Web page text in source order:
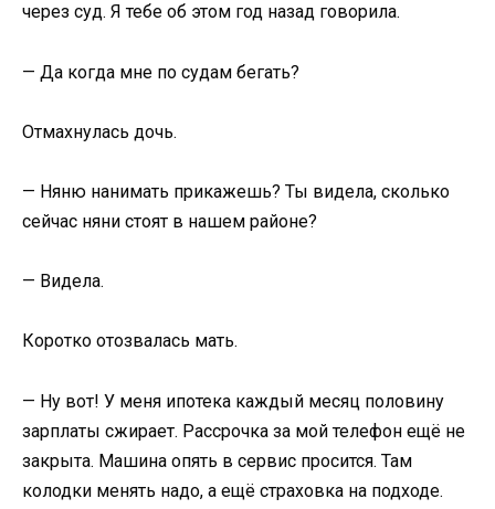
через суд. Я тебе об этом год назад говорила.
— Да когда мне по судам бегать?
Отмахнулась дочь.
— Няню нанимать прикажешь? Ты видела, сколько
сейчас няни стоят в нашем районе?
— Видела.
Коротко отозвалась мать.
— Ну вот! У меня ипотека каждый месяц половину
зарплаты сжирает. Рассрочка за мой телефон ещё не
закрыта. Машина опять в сервис просится. Там
колодки менять надо, а ещё страховка на подходе.